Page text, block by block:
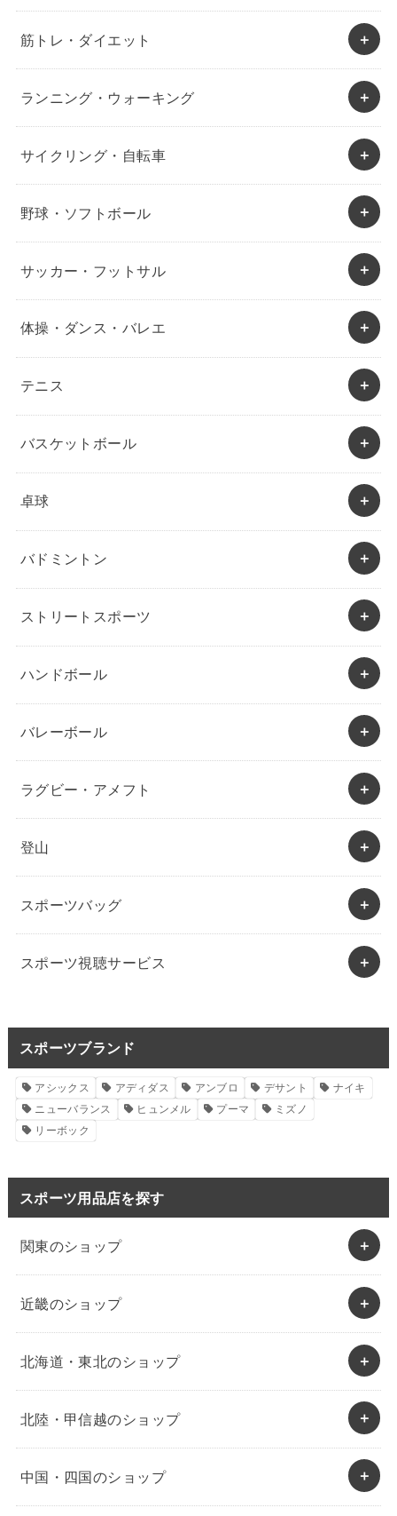
筋トレ・ダイエット
ランニング・ウォーキング
サイクリング・自転車
野球・ソフトボール
サッカー・フットサル
体操・ダンス・バレエ
テニス
バスケットボール
卓球
バドミントン
ストリートスポーツ
ハンドボール
バレーボール
ラグビー・アメフト
登山
スポーツバッグ
スポーツ視聴サービス
スポーツブランド
アシックス アディダス アンブロ デサント
ナイキ
ニューバランス
ヒュンメル プーマ
ミズノ
リーボック
スポーツ用品店を探す
関東のショップ
近畿のショップ
北海道・東北のショップ
北陸・甲信越のショップ
中国・四国のショップ